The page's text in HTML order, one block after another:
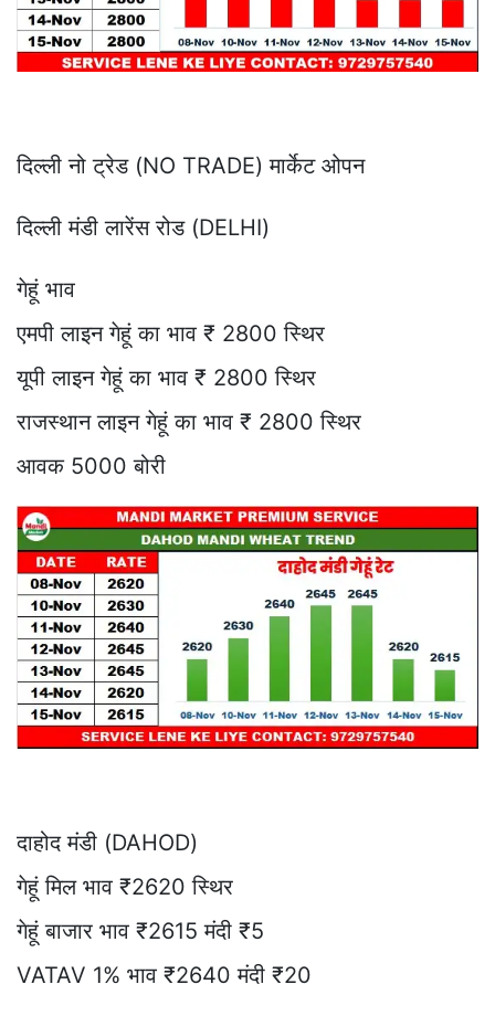
दिल्ली नो ट्रेड (NO TRADE) मार्केट ओपन
दिल्ली मंडी लारेंस रोड (DELHI)
गेहूं भाव
एमपी लाइन गेहूं का भाव ₹ 2800 स्थिर
यूपी लाइन गेहूं का भाव ₹ 2800 स्थिर
राजस्थान लाइन गेहूं का भाव ₹ 2800 स्थिर
आवक 5000 बोरी
दाहोद मंडी (DAHOD)
गेहूं मिल भाव ₹2620 स्थिर
गेहूं बाजार भाव ₹2615 मंदी ₹5
VATAV 1% भाव ₹2640 मंदी ₹20